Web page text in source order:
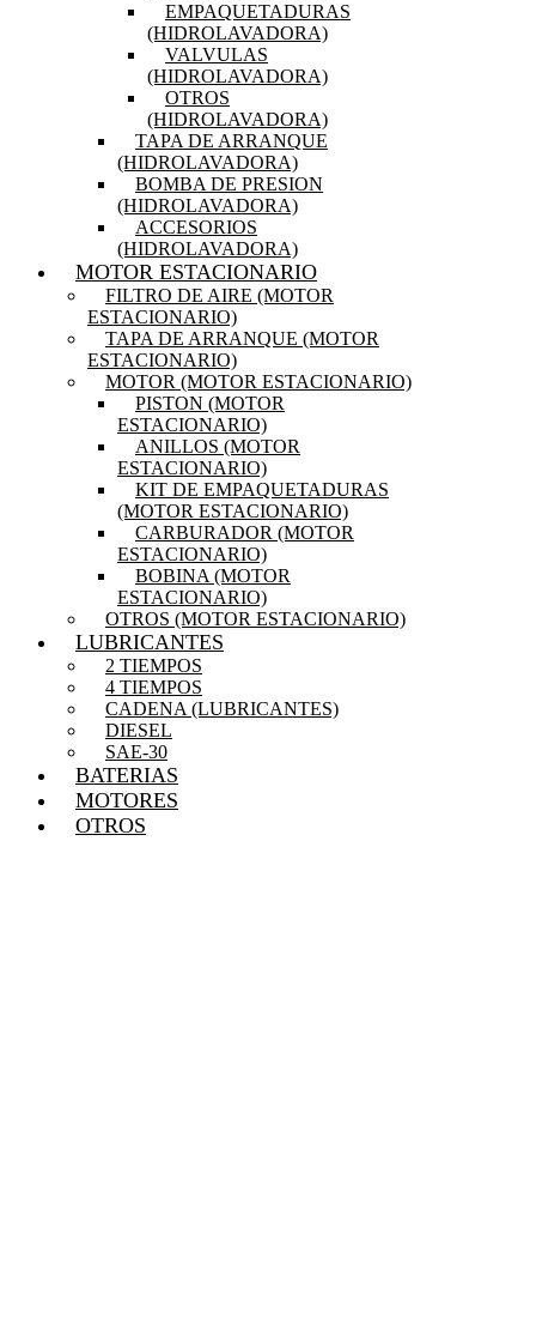
EMPAQUETADURAS
(HIDROLAVADORA)
VALVULAS
(HIDROLAVADORA)
OTROS
(HIDROLAVADORA)
TAPA DE ARRANQUE
(HIDROLAVADORA)
BOMBA DE PRESION
(HIDROLAVADORA)
ACCESORIOS
(HIDROLAVADORA)
MOTOR ESTACIONARIO
FILTRO DE AIRE (MOTOR
ESTACIONARIO)
TAPA DE ARRANQUE (MOTOR
ESTACIONARIO)
MOTOR (MOTOR ESTACIONARIO)
PISTON (MOTOR
ESTACIONARIO)
ANILLOS (MOTOR
ESTACIONARIO)
KIT DE EMPAQUETADURAS
(MOTOR ESTACIONARIO)
CARBURADOR (MOTOR
ESTACIONARIO)
BOBINA (MOTOR
ESTACIONARIO)
OTROS (MOTOR ESTACIONARIO)
LUBRICANTES
2 TIEMPOS
4 TIEMPOS
CADENA (LUBRICANTES)
DIESEL
SAE-30
BATERIAS
MOTORES
OTROS